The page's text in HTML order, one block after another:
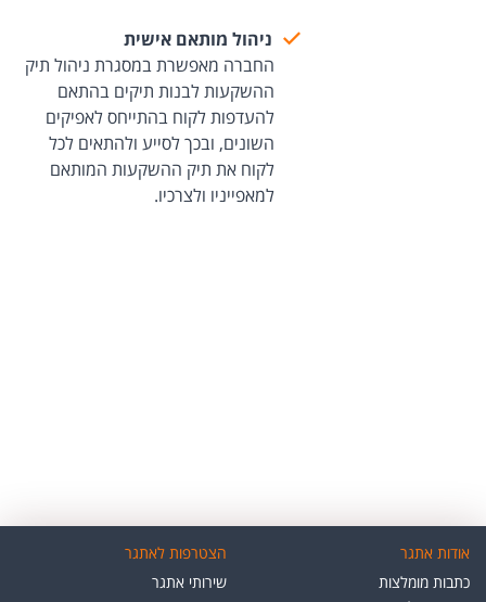
ניהול מותאם אישית
החברה מאפשרת במסגרת ניהול תיק
ההשקעות לבנות תיקים בהתאם
להעדפות לקוח בהתייחס לאפיקים
השונים, ובכך לסייע ולהתאים לכל
לקוח את תיק ההשקעות המותאם
למאפייניו ולצרכיו.
אודות אתגר
כתבות מומלצות
הצטרפות לאתגר
שירותי אתגר